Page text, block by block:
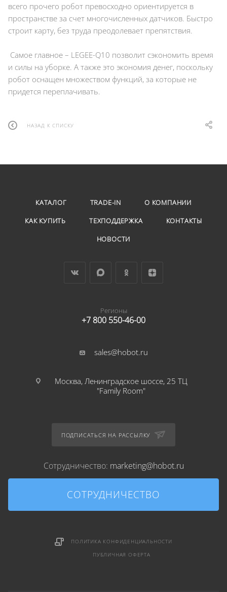
всего прочего робот превосходно ориентируется в
пространстве за счет многочисленных датчиков. Быстро
строит карту, без труда преодолевает препятствия.
Самое главное – LEGEE-Q10 позволит сэкономить время
и силы на уборке. А также это экономия денег, поскольку
робот оснащен множеством функций, за которые не
придется переплачивать.
НАЗАД К СПИСКУ
КАТАЛОГ TRADE-IN
О КОМПАНИИ
КАК КУПИТЬ
ТЕХПОДДЕРЖКА
КОНТАКТЫ
НОВОСТИ
Регионы
+7 800 550-46-00
sales@hobot.ru
Москва, Ленинградское шоссе, 25 ТЦ
"Family Room"
ПОДПИСАТЬСЯ НА РАССЫЛКУ
Сотрудничество: marketing@hobot.ru
СОТРУДНИЧЕСТВО
ПОЛИТИКА КОНФИДЕНЦИАЛЬНОСТИ
ПУБЛИЧНАЯ ОФЕРТА